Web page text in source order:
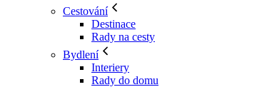
Cestování
Destinace
Rady na cesty
Bydlení
Interiery
Rady do domu